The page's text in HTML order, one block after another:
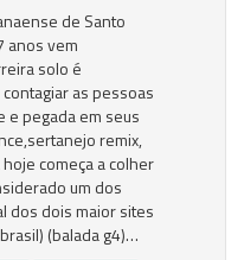
de Santo
anos vem
solo é
as pessoas
e pegada em seus
remix,
começa a colher
um dos
dos dois maior sites
(balada g4)…